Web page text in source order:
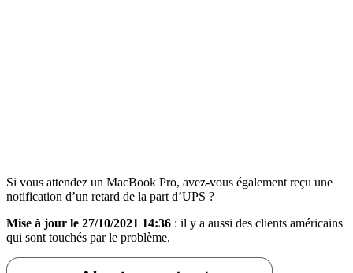
Si vous attendez un MacBook Pro, avez-vous également reçu une
notification d’un retard de la part d’UPS ?
Mise à jour le 27/10/2021 14:36 : il y a aussi des clients américains
qui sont touchés par le problème.